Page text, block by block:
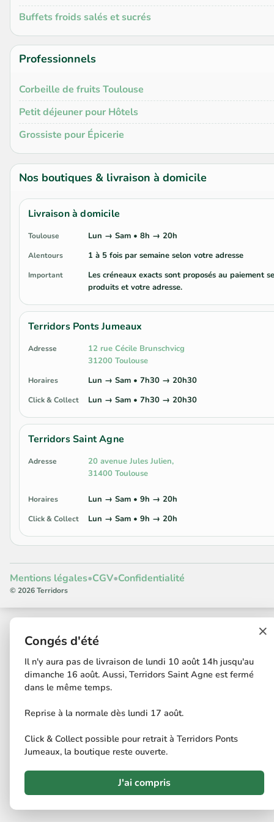
Buffets froids salés et sucrés
Professionnels
Corbeille de fruits Toulouse
Petit déjeuner pour Hôtels
Grossiste pour Épicerie
Nos boutiques & livraison à domicile
Livraison à domicile
Toulouse Lun → Sam • 8h → 20h
Alentours 1 à 5 fois par semaine selon votre adresse
Important
Les créneaux exacts sont proposés au paiement
produits et votre adresse.
Terridors Ponts Jumeaux
Adresse
12 rue Cécile Brunschvicg
31200 Toulouse
Horaires Lun → Sam • 7h30 → 20h30
Click & Collect Lun → Sam • 7h30 → 20h30
Terridors Saint Agne
Adresse
20 avenue Jules Julien,
31400 Toulouse
Horaires Lun → Sam • 9h → 20h
Click & Collect Lun → Sam • 9h → 20h
Mentions légales•CGV•Confidentialité
© 2026 Terridors
×
Congés d'été
Il n'y aura pas de livraison de lundi 10 août 14h jusqu'au
dimanche 16 août. Aussi, Terridors Saint Agne est fermé
dans le même temps.
Reprise à la normale dès lundi 17 août.
Click & Collect possible pour retrait à Terridors Ponts
Jumeaux, la boutique reste ouverte.
J'ai compris